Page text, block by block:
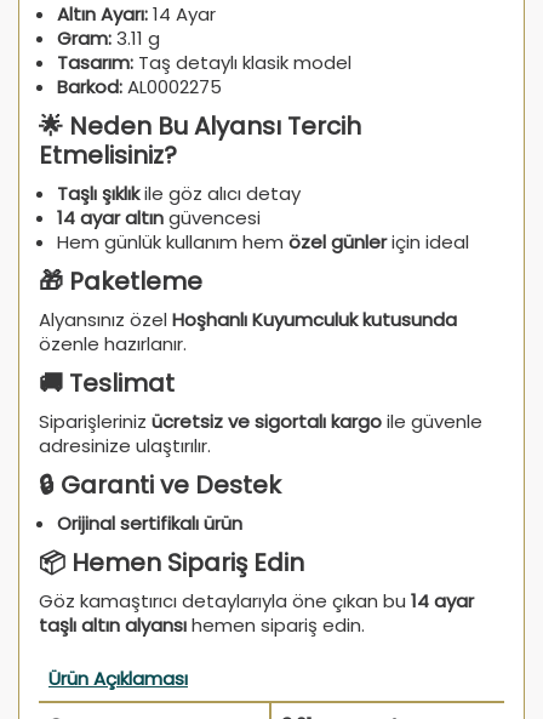
Altın Ayarı:14 Ayar
Gram:3.11 g
Tasarım: Taş detaylı klasik model
Barkod:AL0002275
🌟 Neden Bu Alyansı Tercih
Etmelisiniz?
Taşlı şıklıkile göz alıcı detay
14 ayar altıngüvencesi
Hem günlük kullanım hem özel günleriçin ideal
🎁 Paketleme
Alyansınız özel Hoşhanlı Kuyumculuk kutusunda
özenle hazırlanır.
🚚 Teslimat
Siparişleriniz ücretsiz ve sigortalı kargoile güvenle
adresinize ulaştırılır.
🔒 Garanti ve Destek
Orijinal sertifikalı ürün
📦 Hemen Sipariş Edin
Göz kamaştırıcı detaylarıyla öne çıkan bu 14 ayar
taşlı altın alyansıhemen sipariş edin.
Ürün Açıklaması